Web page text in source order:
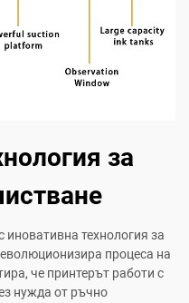
за
иновативна технология за
процеса на
че принтерът работи с
нужда от ръчно